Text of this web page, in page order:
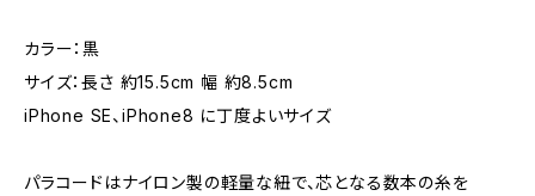
カラー：黒
サイズ：長さ 約15.5cm 幅 約8.5cm
iPhone SE、iPhone8 に丁度よいサイズ
パラコードはナイロン製の軽量な紐で、芯となる数本の糸を